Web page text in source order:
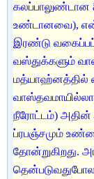
கலப்பாலுண்டான
உண்டானவை),
இரண்டு
வஸ்துக்களும்
மத்யாஹ்னத்தில்
நீரோட்டம்)
ப்ரபஞ்சமும்
தோன்றுகிறது.